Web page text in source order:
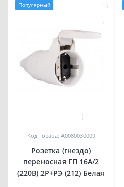
Популярный
0
Код товара: A0080030009
Розетка (гнездо)
переносная ГП 16А/2
(220В) 2Р+РЭ (212) Белая